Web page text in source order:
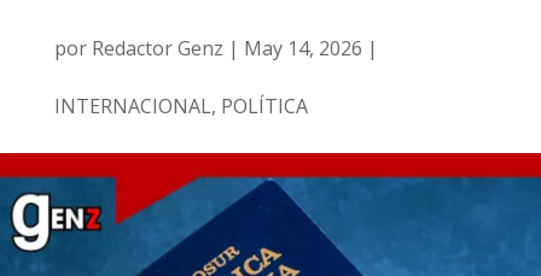
por Redactor Genz | May 14, 2026 |
INTERNACIONAL, POLÍTICA